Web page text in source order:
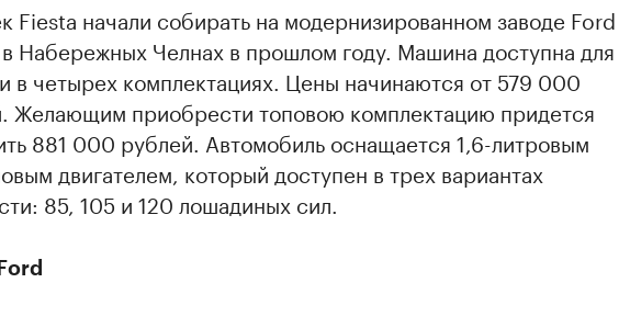
Fiesta начали собирать на модернизированном заводе Ford
Набережных Челнах в прошлом году. Машина доступна для
в четырех комплектациях. Цены начинаются от 579 000
Желающим приобрести топовою комплектацию придется
881 000 рублей. Автомобиль оснащается 1,6-литровым
двигателем, который доступен в трех вариантах
85, 105 и 120 лошадиных сил.